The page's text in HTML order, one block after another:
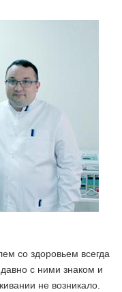
со здоровьем всегда
с ними знаком и
не возникало.